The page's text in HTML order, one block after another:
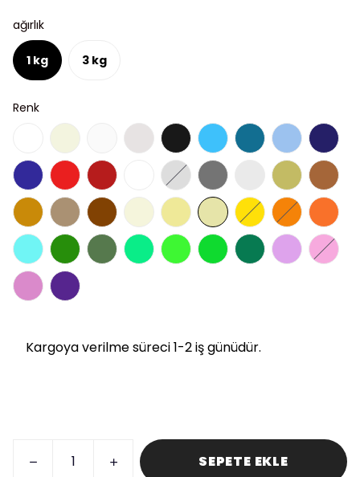
ağırlık
1 kg 3 kg
Renk
Kargoya verilme süreci 1-2 iş günüdür.
SEPETE EKLE